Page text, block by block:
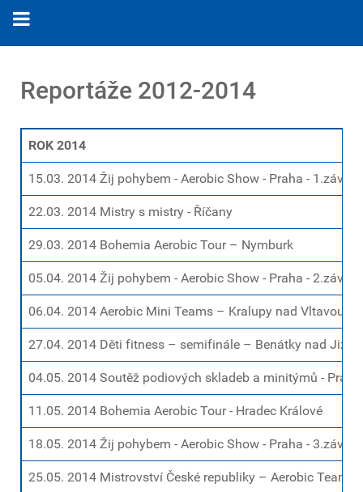
Reportáže 2012-2014
ROK 2014
15.03. 2014 Žij pohybem - Aerobic Show - Praha - 1.závod
22.03. 2014 Mistry s mistry - Říčany
29.03. 2014 Bohemia Aerobic Tour – Nymburk
05.04. 2014 Žij pohybem - Aerobic Show - Praha - 2.závod
06.04. 2014 Aerobic Mini Teams – Kralupy nad Vltavou
27.04. 2014 Děti fitness – semifinále – Benátky nad
04.05. 2014 Soutěž podiových skladeb a minitýmů - Praha
11.05. 2014 Bohemia Aerobic Tour - Hradec Králové
18.05. 2014 Žij pohybem - Aerobic Show - Praha - 3.závod
25.05. 2014 Mistrovství České republiky – Aerobic Team